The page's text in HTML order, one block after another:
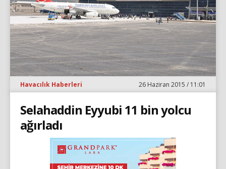
Havacılık Haberleri 26 Haziran 2015 / 11:01
Selahaddin Eyyubi 11 bin yolcu
ağırladı